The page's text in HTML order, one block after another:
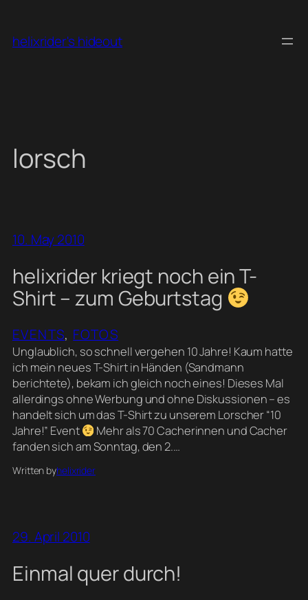
content
helixrider's hideout
lorsch
10. May 2010
helixrider kriegt noch ein T-
Shirt – zum Geburtstag
EVENTS, FOTOS
Unglaublich, so schnell vergehen 10 Jahre! Kaum hatte
ich mein neues T-Shirt in Händen (Sandmann
berichtete), bekam ich gleich noch eines! Dieses Mal
allerdings ohne Werbung und ohne Diskussionen – es
handelt sich um das T-Shirt zu unserem Lorscher “10
Jahre!” Event
Mehr als 70 Cacherinnen und Cacher
fanden sich am Sonntag, den 2.…
Written byhelixrider
29. April 2010
Einmal quer durch!